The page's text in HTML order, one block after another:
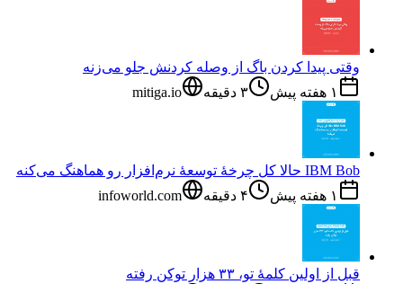
وقتی پیدا کردن باگ از وصله کردنش جلو می‌زنه
۱ هفته پیش
۳ دقیقه mitiga.io
IBM Bob حالا کل چرخهٔ توسعهٔ نرم‌افزار رو هماهنگ می‌کنه
۱ هفته پیش
۴ دقیقه infoworld.com
قبل از اولین کلمهٔ تو، ۳۳ هزار توکن رفته